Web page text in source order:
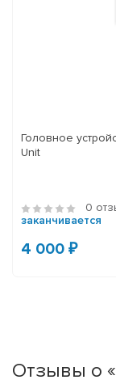
Головное
Unit
0
заканчивается
4 000 ₽
Отзывы о